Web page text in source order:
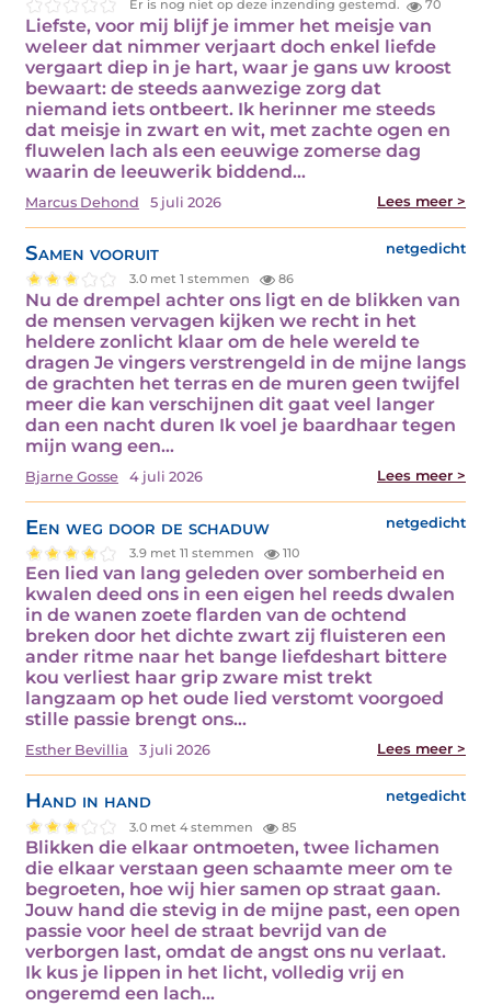
Er is nog niet op deze inzending gestemd. 70
Liefste, voor mij blijf je immer het meisje van
weleer dat nimmer verjaart doch enkel liefde
vergaart diep in je hart, waar je gans uw kroost
bewaart: de steeds aanwezige zorg dat
niemand iets ontbeert. Ik herinner me steeds
dat meisje in zwart en wit, met zachte ogen en
fluwelen lach als een eeuwige zomerse dag
waarin de leeuwerik biddend…
Marcus Dehond 5 juli 2026 Lees meer >
Samen vooruit netgedicht
3.0 met 1 stemmen 86
Nu de drempel achter ons ligt en de blikken van
de mensen vervagen kijken we recht in het
heldere zonlicht klaar om de hele wereld te
dragen Je vingers verstrengeld in de mijne langs
de grachten het terras en de muren geen twijfel
meer die kan verschijnen dit gaat veel langer
dan een nacht duren Ik voel je baardhaar tegen
mijn wang een…
Bjarne Gosse 4 juli 2026 Lees meer >
Een weg door de schaduw netgedicht
3.9 met 11 stemmen 110
Een lied van lang geleden over somberheid en
kwalen deed ons in een eigen hel reeds dwalen
in de wanen zoete flarden van de ochtend
breken door het dichte zwart zij fluisteren een
ander ritme naar het bange liefdeshart bittere
kou verliest haar grip zware mist trekt
langzaam op het oude lied verstomt voorgoed
stille passie brengt ons…
Esther Bevillia 3 juli 2026 Lees meer >
Hand in hand netgedicht
3.0 met 4 stemmen 85
Blikken die elkaar ontmoeten, twee lichamen
die elkaar verstaan geen schaamte meer om te
begroeten, hoe wij hier samen op straat gaan.
Jouw hand die stevig in de mijne past, een open
passie voor heel de straat bevrijd van de
verborgen last, omdat de angst ons nu verlaat.
Ik kus je lippen in het licht, volledig vrij en
ongeremd een lach…